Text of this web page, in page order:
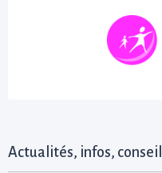
Actualités, infos,